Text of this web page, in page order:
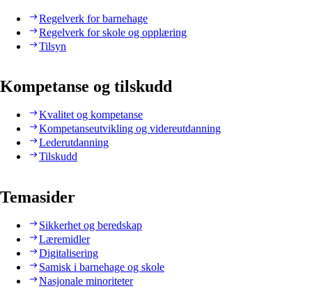
Regelverk for barnehage
Regelverk for skole og opplæring
Tilsyn
Kompetanse og tilskudd
Kvalitet og kompetanse
Kompetanseutvikling og videreutdanning
Lederutdanning
Tilskudd
Temasider
Sikkerhet og beredskap
Læremidler
Digitalisering
Samisk i barnehage og skole
Nasjonale minoriteter